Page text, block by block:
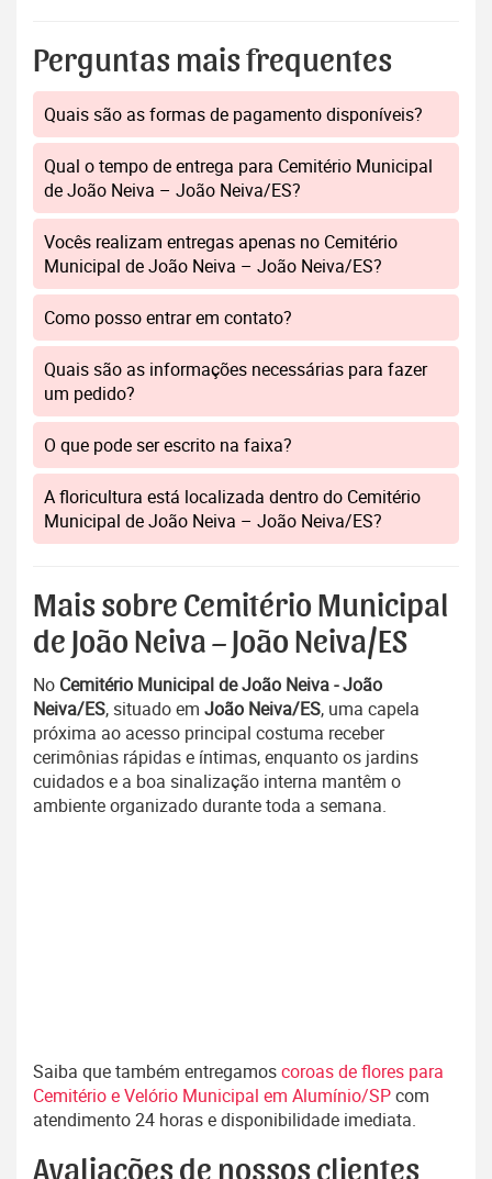
Perguntas mais frequentes
Quais são as formas de pagamento disponíveis?
Qual o tempo de entrega para Cemitério Municipal
de João Neiva – João Neiva/ES?
Vocês realizam entregas apenas no Cemitério
Municipal de João Neiva – João Neiva/ES?
Como posso entrar em contato?
Quais são as informações necessárias para fazer
um pedido?
O que pode ser escrito na faixa?
A floricultura está localizada dentro do Cemitério
Municipal de João Neiva – João Neiva/ES?
Mais sobre Cemitério Municipal
de João Neiva – João Neiva/ES
No Cemitério Municipal de João Neiva - João
Neiva/ES, situado em João Neiva/ES, uma capela
próxima ao acesso principal costuma receber
cerimônias rápidas e íntimas, enquanto os jardins
cuidados e a boa sinalização interna mantêm o
ambiente organizado durante toda a semana.
Saiba que também entregamoscoroas de flores para
Cemitério e Velório Municipal em Alumínio/SPcom
atendimento 24 horas e disponibilidade imediata.
Avaliações de nossos clientes